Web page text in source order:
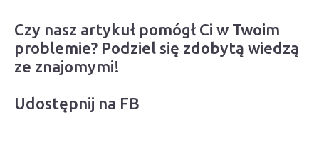
Czy nasz artykuł pomógł Ci w Twoim
problemie? Podziel się zdobytą wiedzą
ze znajomymi!
Udostępnij na FB